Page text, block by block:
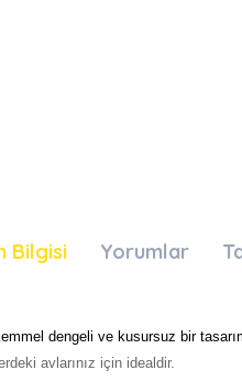
Bilgisi Yorumlar
dengeli ve kusursuz bir
avlarınız için idealdir.